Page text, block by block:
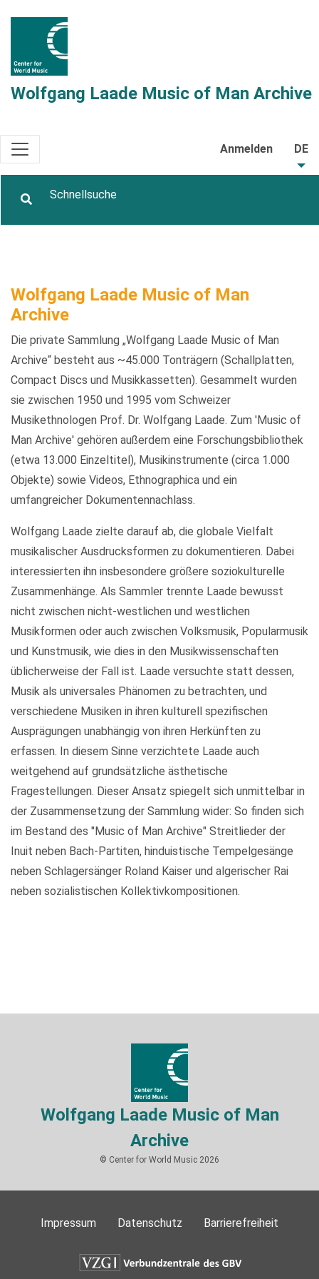
Wolfgang Laade Music of Man Archive
Anmelden DE
Wolfgang Laade Music of Man
Archive
Die private Sammlung „Wolfgang Laade Music of Man
Archive“ besteht aus ~45.000 Tonträgern (Schallplatten,
Compact Discs und Musikkassetten). Gesammelt wurden
sie zwischen 1950 und 1995 vom Schweizer
Musikethnologen Prof. Dr. Wolfgang Laade. Zum 'Music of
Man Archive' gehören außerdem eine Forschungsbibliothek
(etwa 13.000 Einzeltitel), Musikinstrumente (circa 1.000
Objekte) sowie Videos, Ethnographica und ein
umfangreicher Dokumentennachlass.
Wolfgang Laade zielte darauf ab, die globale Vielfalt
musikalischer Ausdrucksformen zu dokumentieren. Dabei
interessierten ihn insbesondere größere soziokulturelle
Zusammenhänge. Als Sammler trennte Laade bewusst
nicht zwischen nicht-westlichen und westlichen
Musikformen oder auch zwischen Volksmusik, Popularmusik
und Kunstmusik, wie dies in den Musikwissenschaften
üblicherweise der Fall ist. Laade versuchte statt dessen,
Musik als universales Phänomen zu betrachten, und
verschiedene Musiken in ihren kulturell spezifischen
Ausprägungen unabhängig von ihren Herkünften zu
erfassen. In diesem Sinne verzichtete Laade auch
weitgehend auf grundsätzliche ästhetische
Fragestellungen. Dieser Ansatz spiegelt sich unmittelbar in
der Zusammensetzung der Sammlung wider: So finden sich
im Bestand des "Music of Man Archive" Streitlieder der
Inuit neben Bach-Partiten, hinduistische Tempelgesänge
neben Schlagersänger Roland Kaiser und algerischer Rai
neben sozialistischen Kollektivkompositionen.
Wolfgang Laade Music of Man
Archive
© Center for World Music 2026
Impressum Datenschutz Barrierefreiheit